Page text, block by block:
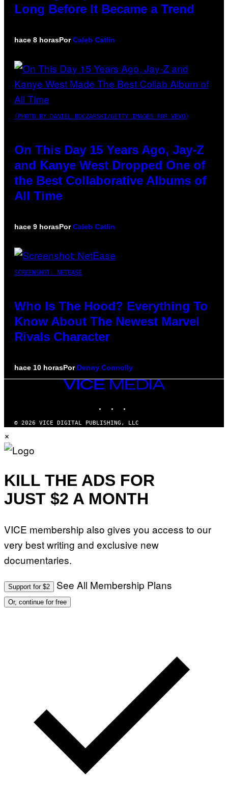
Long Before It Became a Trend
hace 8 horasPorCaleb Catlin
(PHOTO BY DANIEL BOCZARSKI/GETTY IMAGES FOR VEVO)
On This Day 15 Years Ago, Jay-Z
and Kanye West Dropped One of
the Best Collaborative Albums of
All Time
hace 9 horasPorCaleb Catlin
SCREENSHOT: NETEASE
Who Is The Hood? Everything To
Know About The Newest Marvel
Rivals Character
hace 10 horasPor Denny Connolly
VICE
MEDIA
© 2026 VICE DIGITAL PUBLISHING, LLC
×
KILL THE ADS FOR
JUST $2 A MONTH
VICE membership also gives you access to our
very best writing and exclusive new
documentaries.
Support for $2 See All Membership Plans
Or, continue for free